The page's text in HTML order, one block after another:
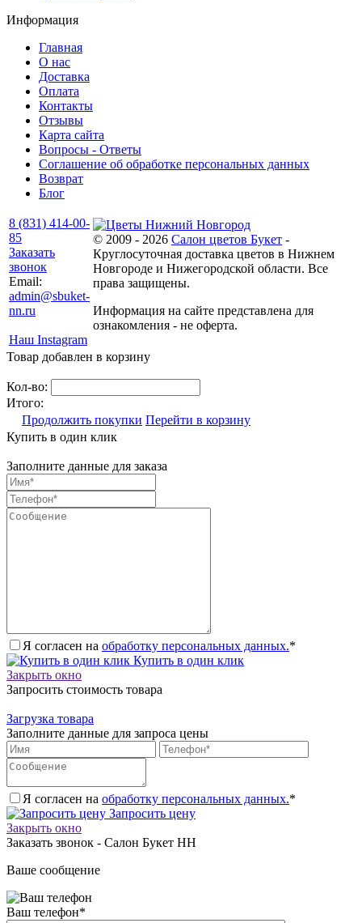
Информация
Главная
О нас
Доставка
Оплата
Контакты
Отзывы
Карта сайта
Вопросы - Ответы
Соглашение об обработке персональных данных
Возврат
Блог
8 (831) 414-00-
85
Заказать
звонок
Email:
admin@sbuket-
nn.ru
Наш Instagram
© 2009 - 2026 Салон цветов Букет -
Круглосуточная доставка цветов в Нижнем
Новгороде и Нижегородской области. Все
права защищены.
Информация на сайте представлена для
ознакомления - не оферта.
Товар добавлен в корзину
Кол-во:
Итого:
Продолжить покупки Перейти в корзину
Купить в один клик
Заполните данные для заказа
Я согласен на обработку персональных данных.*
Купить в один клик
Закрыть окно
Запросить стоимость товара
Загрузка товара
Заполните данные для запроса цены
Я согласен на обработку персональных данных.*
Запросить цену
Закрыть окно
Заказать звонок - Салон Букет НН
Ваше сообщение
Ваш телефон*